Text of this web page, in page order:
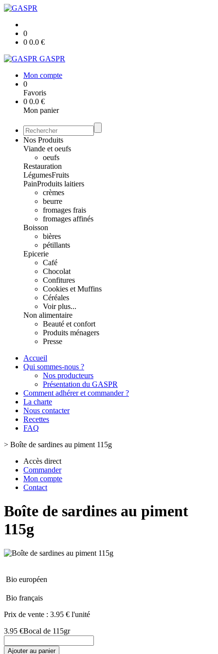
0
0 0.0 €
GASPR
Mon compte
0
Favoris
0 0.0 €
Mon panier
Nos Produits
Viande et oeufs
oeufs
Restauration
LégumesFruits
PainProduits laitiers
crèmes
beurre
fromages frais
fromages affinés
Boisson
bières
pétillants
Epicerie
Café
Chocolat
Confitures
Cookies et Muffins
Céréales
Voir plus...
Non alimentaire
Beauté et confort
Produits ménagers
Presse
Accueil
Qui sommes-nous ?
Nos producteurs
Présentation du GASPR
Comment adhérer et commander ?
La charte
Nous contacter
Recettes
FAQ
> Boîte de sardines au piment 115g
Accès direct
Commander
Mon compte
Contact
Boîte de sardines au piment
115g
Bio européen
Bio français
Prix de vente : 3.95 € l'unité
3.95 €Bocal de 115gr
Ajouter au panier